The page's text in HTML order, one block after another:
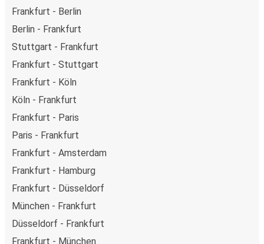
Frankfurt - Berlin
Berlin - Frankfurt
Stuttgart - Frankfurt
Frankfurt - Stuttgart
Frankfurt - Köln
Köln - Frankfurt
Frankfurt - Paris
Paris - Frankfurt
Frankfurt - Amsterdam
Frankfurt - Hamburg
Frankfurt - Düsseldorf
München - Frankfurt
Düsseldorf - Frankfurt
Frankfurt - München